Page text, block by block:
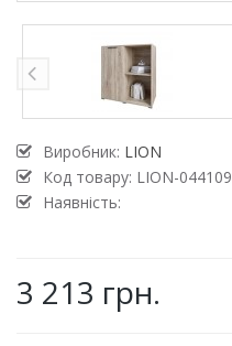
Виробник: LION
Код товару: LION-044109
Наявність:
3 213 грн.